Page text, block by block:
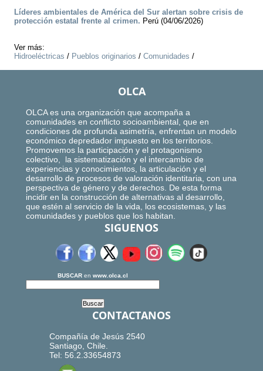
Líderes ambientales de América del Sur alertan sobre crisis de
protección estatal frente al crimen. Perú (04/06/2026)
Ver más:
Hidroeléctricas / Pueblos originarios / Comunidades /
OLCA
OLCA es una organización que acompaña a
comunidades en conflicto socioambiental, que en
condiciones de profunda asimetría, enfrentan un modelo
económico depredador impuesto en los territorios.
Promovemos la participación y el protagonismo
colectivo, la sistematización y el intercambio de
experiencias y conocimientos, la articulación y el
desarrollo de procesos de valoración identitaria, con una
perspectiva de género y de derechos. De esta forma
incidir en la construcción de alternativas al desarrollo,
que estén al servicio de la vida, los ecosistemas, y las
comunidades y pueblos que los habitan.
SIGUENOS
BUSCAR en www.olca.cl
CONTACTANOS
Compañía de Jesús 2540
Santiago, Chile.
Tel: 56.2.33654873